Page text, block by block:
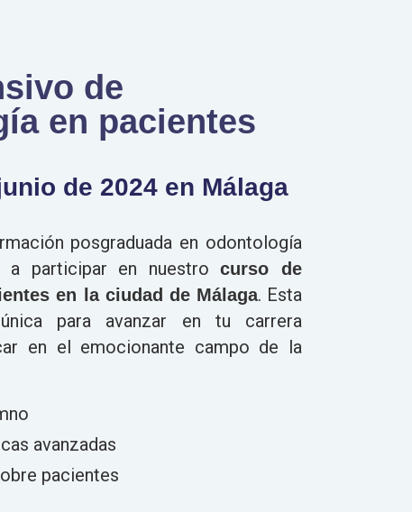
de
en pacientes
de 2024 en Málaga
posgraduada en odontología
a participar en nuestrocurso de
en la ciudad de Málaga. Esta
para avanzar en tu carrera
en el emocionante campo de la
avanzadas
pacientes